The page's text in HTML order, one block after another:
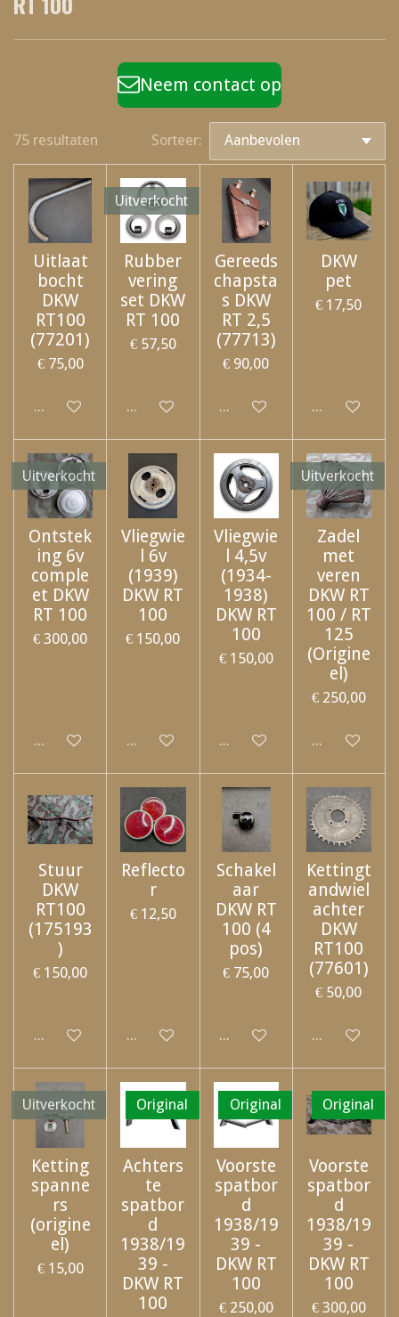
Neem contact op
75 resultaten Sorteer:
Uitlaat
bocht
DKW
RT100
(77201)
€ 75,00
Uitgeschakeld
Uitverkocht
Rubber
vering
set DKW
RT 100
€ 57,50
Uitgeschakeld
Gereeds
chapsta
s DKW
RT 2,5
(77713)
€ 90,00
Uitgeschakeld
DKW
pet
€ 17,50
Uitverkocht
Ontstek
ing 6v
comple
et DKW
RT 100
€ 300,00
Uitgeschakeld
Vliegwie
l 6v
(1939)
DKW RT
100
€ 150,00
Uitgeschakeld
Vliegwie
l 4,5v
(1934-
1938)
DKW RT
100
€ 150,00
Uitgeschakeld
Uitverkocht
Zadel
met
veren
DKW RT
100 / RT
125
(Origine
el)
€ 250,00
Stuur
DKW
RT100
(175193
)
€ 150,00
Uitgeschakeld
Reflecto
r
€ 12,50
Uitgeschakeld
Schakel
aar
DKW RT
100 (4
pos)
€ 75,00
Uitgeschakeld
Kettingt
andwiel
achter
DKW
RT100
(77601)
€ 50,00
Uitverkocht
Ketting
spanne
rs
(origine
el)
€ 15,00
Original
Achters
te
spatbor
d
1938/19
39 -
DKW RT
100
Original
Voorste
spatbor
d
1938/19
39 -
DKW RT
100
€ 250,00
Original
Voorste
spatbor
d
1938/19
39 -
DKW RT
100
€ 300,00